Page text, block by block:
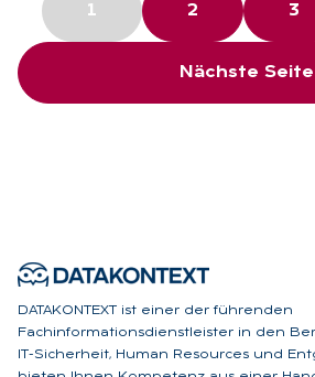
1 2 3
Nächste Seite
DATAKONTEXT ist einer der führenden
Fachinformationsdienstleister in den
IT-Sicherheit, Human Resources und